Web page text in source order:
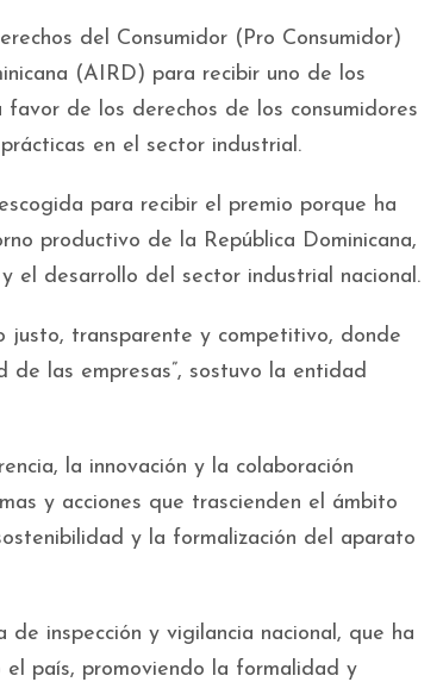
del Consumidor (Pro Consumidor)
(AIRD) para recibir uno de los
de los derechos de los consumidores
en el sector industrial.
para recibir el premio porque ha
productivo de la República Dominicana,
el desarrollo del sector industrial nacional.
justo, transparente y competitivo, donde
de las empresas”, sostuvo la entidad
la innovación y la colaboración
y acciones que trascienden el ámbito
y la formalización del aparato
inspección y vigilancia nacional, que ha
país, promoviendo la formalidad y